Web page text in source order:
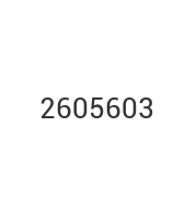
2605603